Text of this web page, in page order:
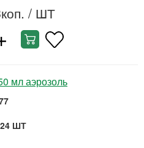
/ ШТ
мл аэрозоль
24 ШТ